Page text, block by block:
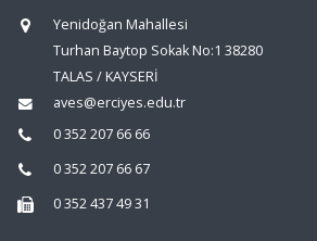
Yenidoğan Mahallesi
Turhan Baytop Sokak No:1 38280
TALAS / KAYSERİ
aves@erciyes.edu.tr
0 352 207 66 66
0 352 207 66 67
0 352 437 49 31